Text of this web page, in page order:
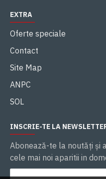
EXTRA
Oferte speciale
Contact
Site Map
ANPC
SOL
INSCRIE-TE LA
Abonează-te la noutăţi și
cele mai noi aparitii in